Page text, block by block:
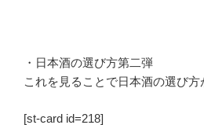
・日本酒の選び方第二弾
これを見ることで日本酒の選び方
[st-card id=218]